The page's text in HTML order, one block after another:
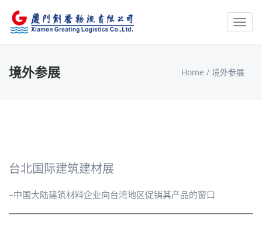
境外参展 Home / 境外参展
台北国际建筑建材展
–中国大陆建筑材料企业向台湾地区促销其产品的窗口